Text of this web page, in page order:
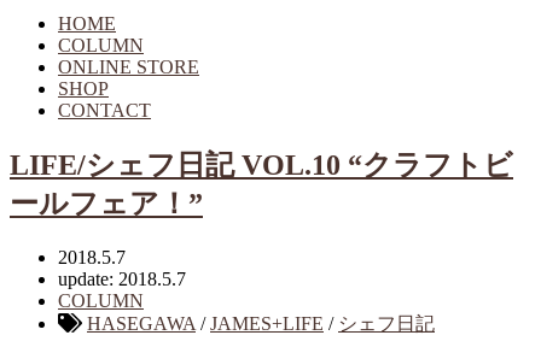
HOME
COLUMN
ONLINE STORE
SHOP
CONTACT
LIFE/シェフ日記 VOL.10 “クラフトビ
ールフェア！”
2018.5.7
update: 2018.5.7
COLUMN
HASEGAWA /JAMES+LIFE / シェフ日記